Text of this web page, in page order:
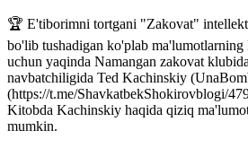
🏆 E'tiborimni tortgani "Zakovat"
bo'lib tushadigan ko'plab
uchun yaqinda Namangan zakovat
navbatchiligida Ted Kachinskiy
(https://t.me/ShavkatbekShokirovblogi/
Kitobda Kachinskiy haqida qiziq
mumkin.